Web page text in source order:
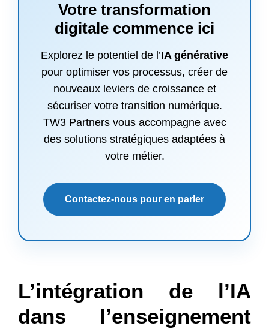
Votre transformation
digitale commence ici
Explorez le potentiel de l’IA générative
pour optimiser vos processus, créer de
nouveaux leviers de croissance et
sécuriser votre transition numérique.
TW3 Partners vous accompagne avec
des solutions stratégiques adaptées à
votre métier.
Contactez-nous pour en parler
L’intégration de l’IA
dans l’enseignement